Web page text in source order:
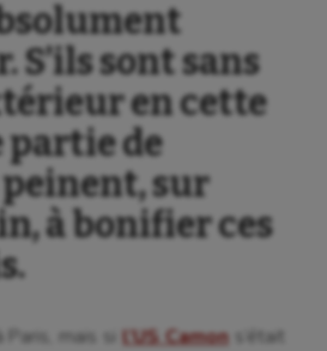
S’ils sont sans
en cette
partie de
sur
à bonifier ces
Paris, mais sil’US Camon s’était